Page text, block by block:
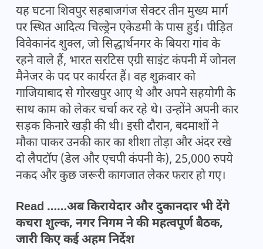
यह घटना शिवपुर सहबाजगंज सेक्टर तीन मुख्य मार्ग
पर स्थित आदित्य चिल्ड्रेन एकेडमी के पास हुई। पीड़ित
विवेकानंद शुक्ल, जो सिद्धार्थनगर के बियरा गांव के
रहने वाले हैं, भारत सरटिस एग्री साइंट कंपनी में जोनल
मैनेजर के पद पर कार्यरत हैं। वह शुक्रवार को
गाजियाबाद से गोरखपुर आए थे और अपने सहयोगी के
साथ काम को लेकर चर्चा कर रहे थे। उन्होंने अपनी कार
सड़क किनारे खड़ी की थी। इसी दौरान, बदमाशों ने
मौका पाकर उनकी कार का शीशा तोड़ा और अंदर रखे
दो लैपटॉप (डेल और एचपी कंपनी के), 25,000 रुपये
नकद और कुछ जरूरी कागजात लेकर फरार हो गए।
Read ……अब किरायेदार और दुकानदार भी देंगे
कचरा शुल्क, नगर निगम ने की महत्वपूर्ण बैठक,
जारी किए कई अहम निर्देश